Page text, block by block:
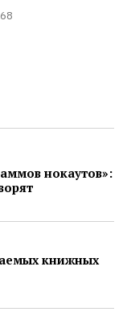
нокаутов»:
книжных